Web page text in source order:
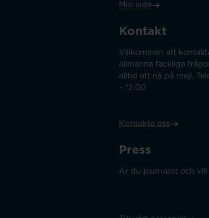
Min sida
Kontakt
Välkommen att
allmänna fackliga
alltid att nå på mejl.
– 12.00
Kontakta oss
Press
Är du journalist och